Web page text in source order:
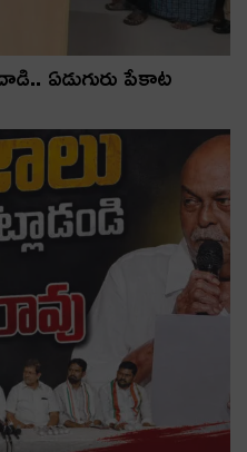
ఏడుగురు పేకాట